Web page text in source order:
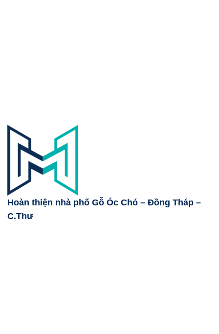
Hoàn thiện nhà phố Gỗ Óc Chó – Đồng Tháp –
C.Thư